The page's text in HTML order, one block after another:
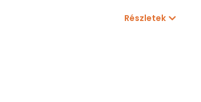
Részletek